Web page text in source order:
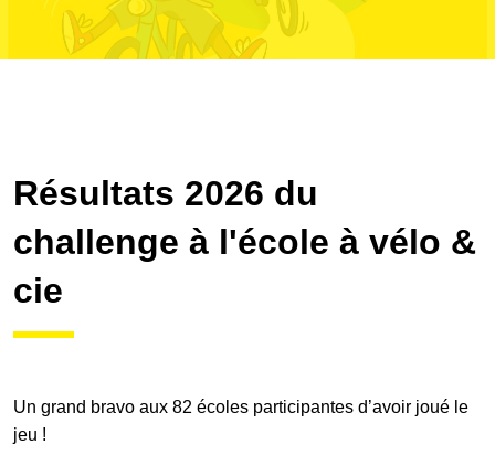
Ecoles
Résultats 2026 du
challenge à l'école à vélo &
cie
Un grand bravo aux 82 écoles participantes d’avoir joué le
jeu !